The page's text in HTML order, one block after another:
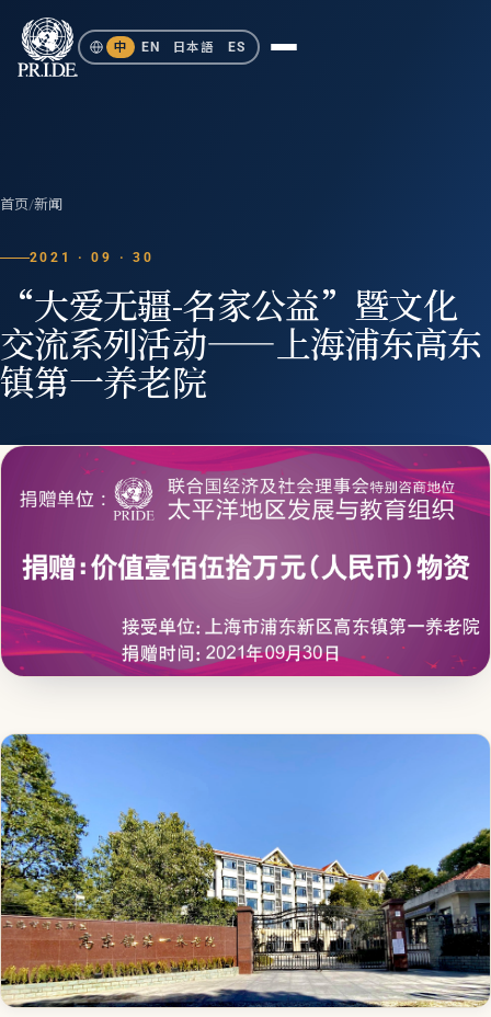
中 EN 日本語 ES
首页/新闻
2021 · 09 · 30
“大爱无疆-名家公益”暨文化
交流系列活动——上海浦东高东
镇第一养老院